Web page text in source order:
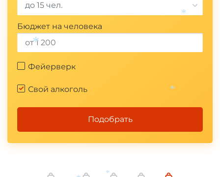
до 15 чел.
Бюджет на человека
Фейерверк
Свой алкоголь
Подобрать